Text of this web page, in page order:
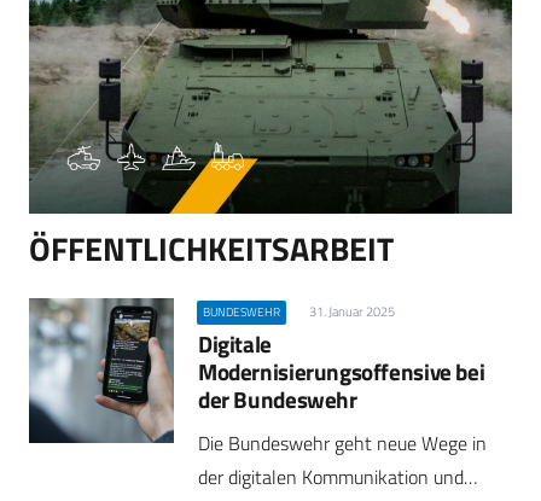
ÖFFENTLICHKEITSARBEIT
BUNDESWEHR 31. Januar 2025
Digitale
Modernisierungsoffensive bei
der Bundeswehr
Die Bundeswehr geht neue Wege in
der digitalen Kommunikation und…